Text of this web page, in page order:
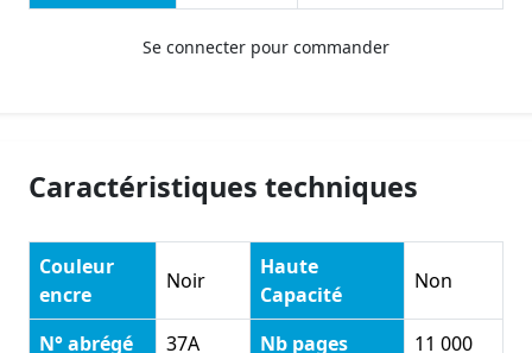
Se connecter pour commander
Caractéristiques techniques
Couleur
encre
Noir
Haute
Capacité
Non
N° abrégé 37A Nb pages
11 000